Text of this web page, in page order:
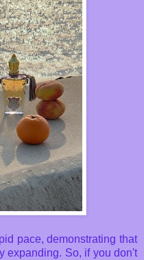
pace, demonstrating that
expanding. So, if you don't